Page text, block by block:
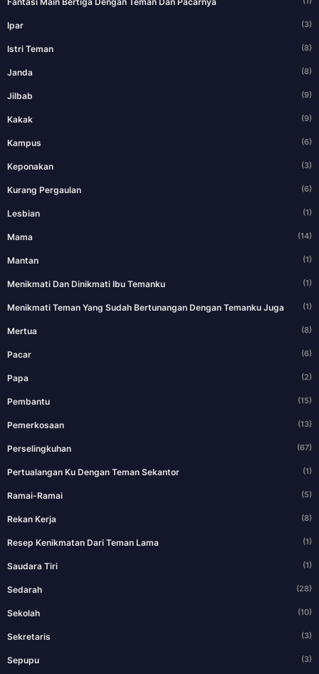
Ipar (3)
Istri Teman (8)
Janda (8)
Jilbab (9)
Kakak (9)
Kampus (6)
Keponakan (3)
Kurang Pergaulan (6)
Lesbian (1)
Mama (14)
Mantan (1)
Menikmati Dan Dinikmati Ibu Temanku (1)
Menikmati Teman Yang Sudah Bertunangan Dengan Temanku Juga (1)
Mertua (8)
Pacar (6)
Papa (2)
Pembantu (15)
Pemerkosaan (13)
Perselingkuhan (67)
Pertualangan Ku Dengan Teman Sekantor (1)
Ramai-Ramai (5)
Rekan Kerja (8)
Resep Kenikmatan Dari Teman Lama (1)
Saudara Tiri (1)
Sedarah (28)
Sekolah (10)
Sekretaris (3)
Sepupu (3)